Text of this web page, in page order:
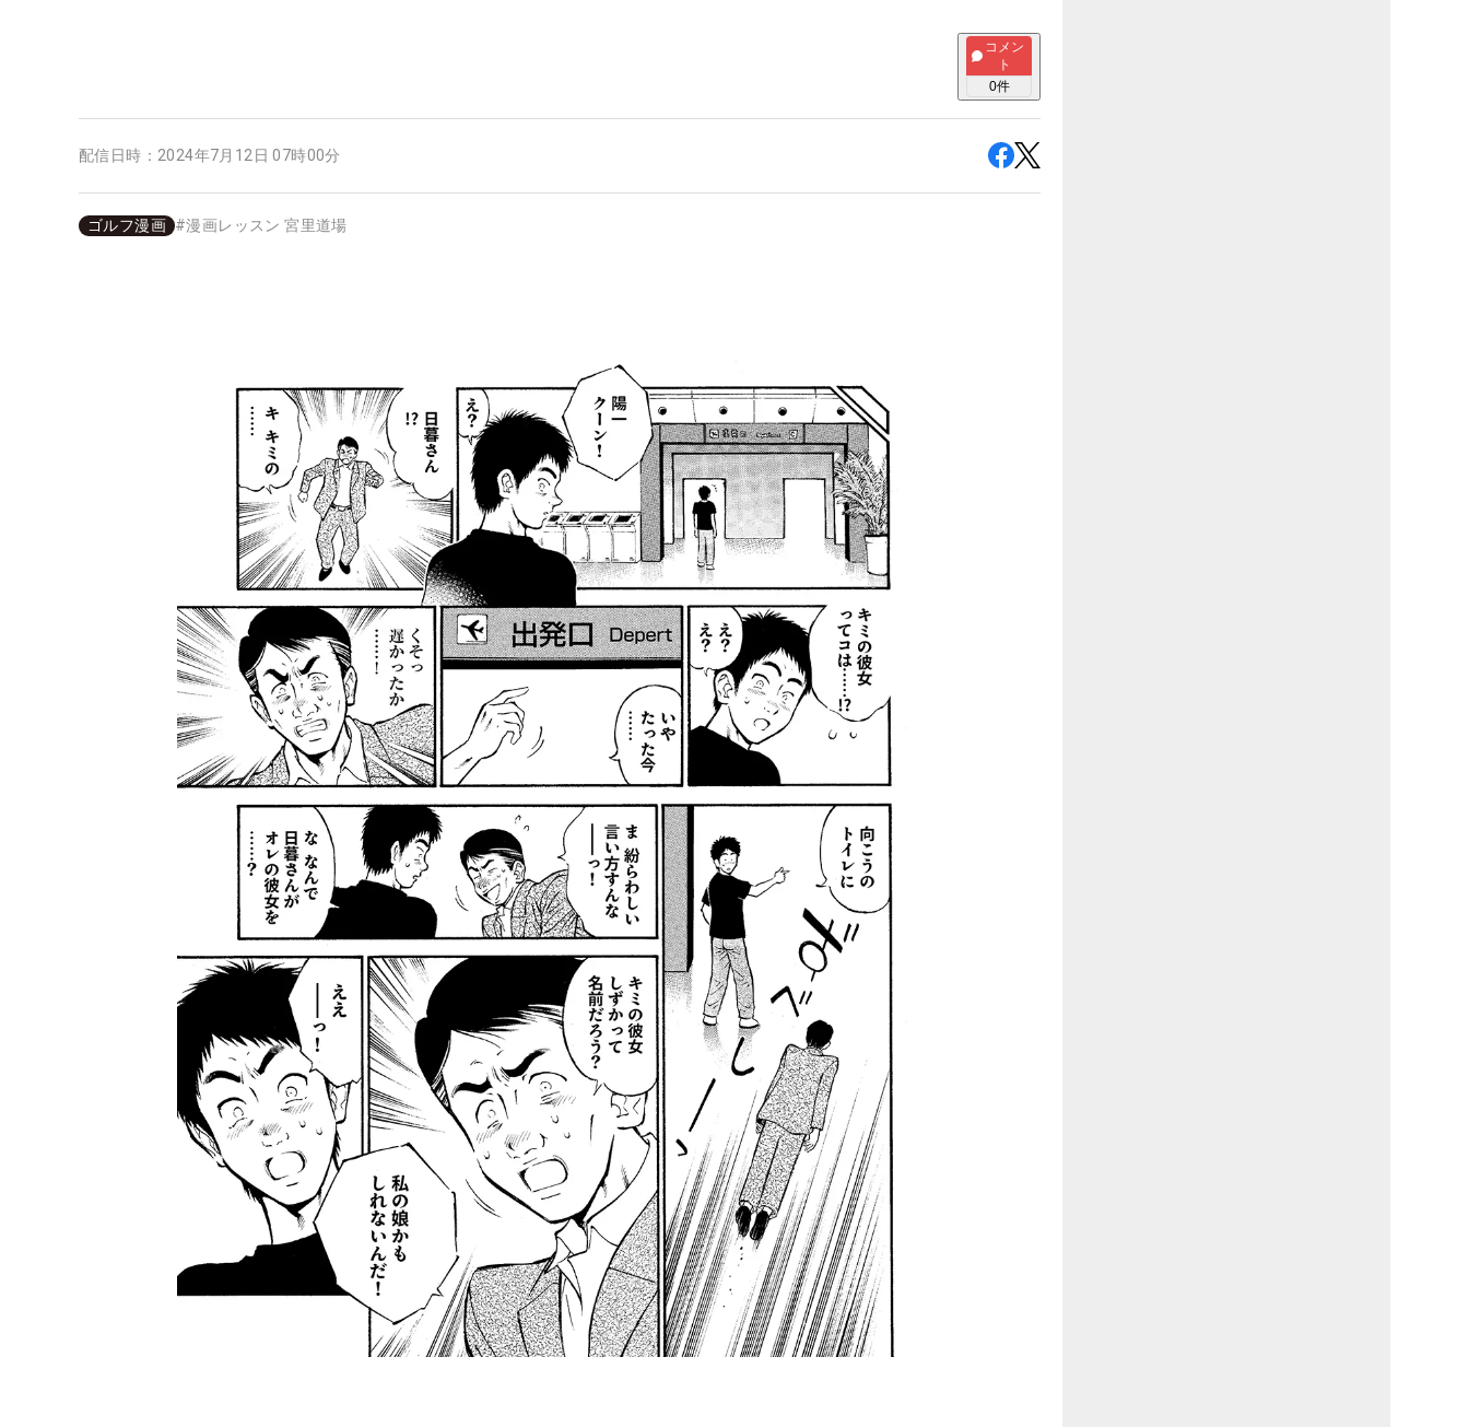
コメン
ト
0件
配信日時： 2024年7月12日 07時00分
ゴルフ漫画 #漫画レッスン 宮里道場